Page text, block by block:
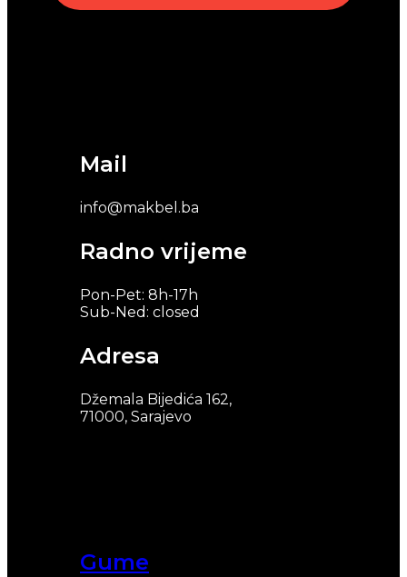
Gume
Mail
info@makbel.ba
Radno vrijeme
Pon-Pet: 8h-17h
Sub-Ned: closed
Adresa
Džemala Bijedića 162,
71000, Sarajevo